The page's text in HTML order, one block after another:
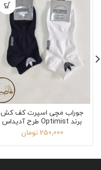
جوراب مچی اسپرت کف کش
برند Optimist طرح آدیداس
250,000 تومان